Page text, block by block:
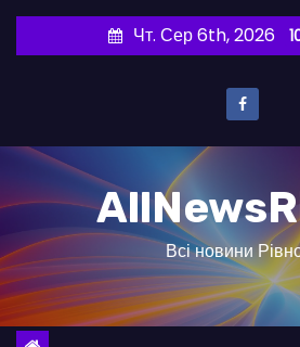
и
о
в
Чт. Сер 6th, 2026
Всі новини